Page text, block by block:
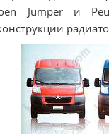
Jumper и